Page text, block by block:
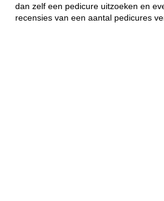
dan zelf een pedicure uitzoeken en
recensies van een aantal pedicures